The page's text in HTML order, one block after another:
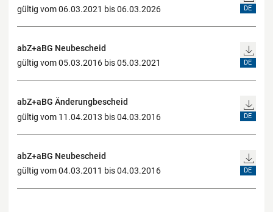
gültig vom 06.03.2021 bis 06.03.2026
DE
abZ+aBG Neubescheid
gültig vom 05.03.2016 bis 05.03.2021
DE
abZ+aBG Änderungbescheid
gültig vom 11.04.2013 bis 04.03.2016
DE
abZ+aBG Neubescheid
gültig vom 04.03.2011 bis 04.03.2016
DE